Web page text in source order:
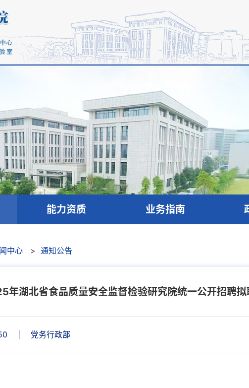
能力资质 业务指南
中心 > 通知公告
年湖北省食品质量安全监督检验研究院统一公开招聘
党务行政部